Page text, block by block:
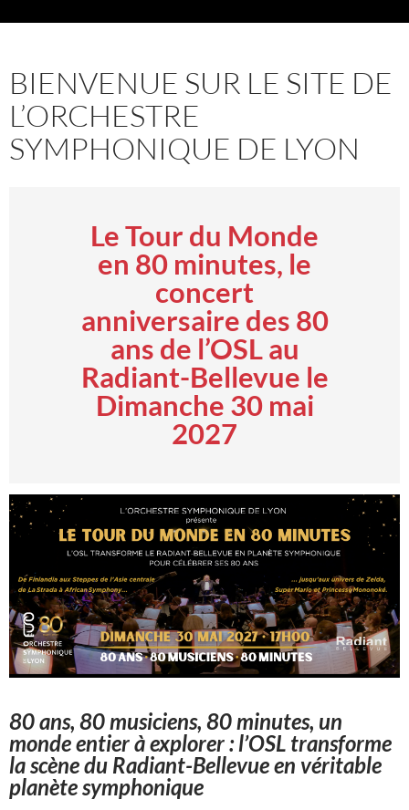
BIENVENUE SUR LE SITE DE
L’ORCHESTRE
SYMPHONIQUE DE LYON
Le Tour du Monde
en 80 minutes, le
concert
anniversaire des 80
ans de l’OSL au
Radiant-Bellevue le
Dimanche 30 mai
2027
80 ans, 80 musiciens, 80 minutes, un
monde entier à explorer : l’OSL transforme
la scène du Radiant-Bellevue en véritable
planète symphonique